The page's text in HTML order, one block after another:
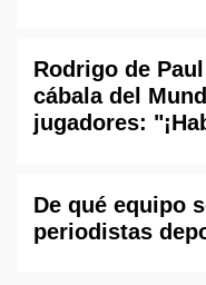
Rodrigo de
cábala del
jugadores:
De qué equipo
periodistas